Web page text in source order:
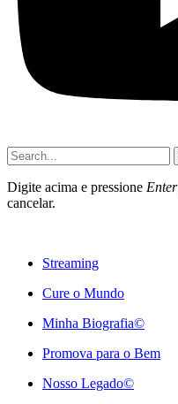
Digite acima e pressione Enter
cancelar.
Streaming
Cure o Mundo
Minha Biografia©
Promova para o Bem
Nosso Legado©